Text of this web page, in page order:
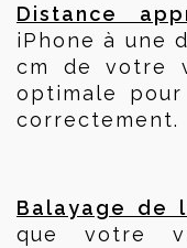
Distance
iPhone à une
cm de votre
optimale
correctement.
Balayage de
que votre